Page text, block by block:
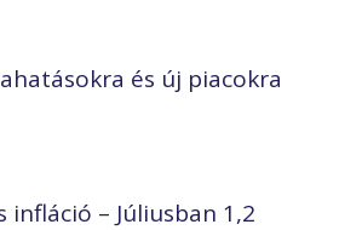
és új piacokra
infláció – Júliusban 1,2